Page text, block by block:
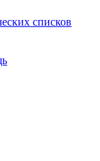
списков